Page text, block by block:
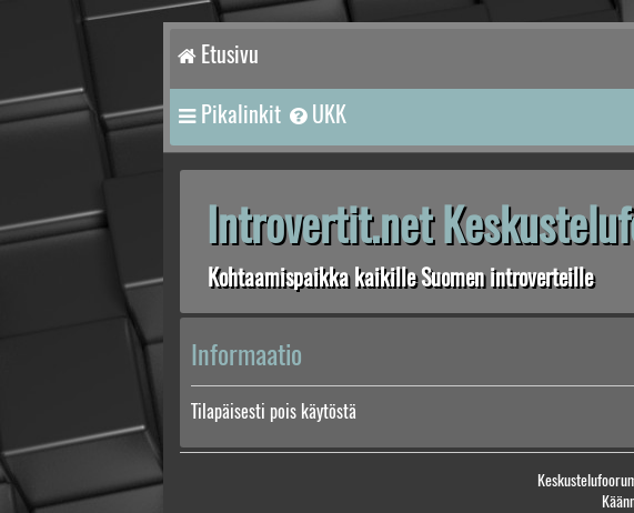
Etusivu
Pikalinkit UKK
Introvertit.net
Kohtaamispaikka kaikille Suomen introverteille
Informaatio
Tilapäisesti pois käytöstä